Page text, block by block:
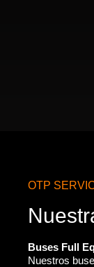
OTP
Buses Full
Nuestros